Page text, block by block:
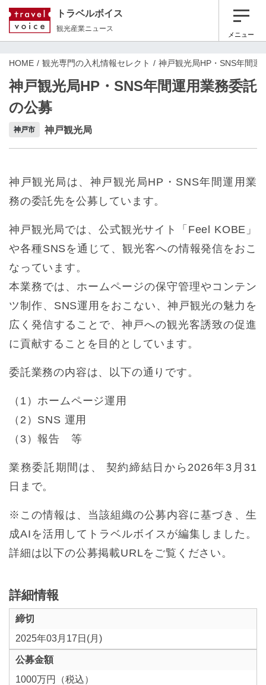
トラベルボイス
観光産業ニュース
メニュー
HOME 観光専門の入札情報セレクト 神戸観光局HP・SNS年間運
神戸観光局HP・SNS年間運用業務委託
の公募
神戸市 神戸観光局
神戸観光局は、神戸観光局HP・SNS年間運用業
務の委託先を公募しています。
神戸観光局では、公式観光サイト「Feel KOBE」
や各種SNSを通じて、観光客への情報発信をおこ
なっています。
本業務では、ホームページの保守管理やコンテン
ツ制作、SNS運用をおこない、神戸観光の魅力を
広く発信することで、神戸への観光客誘致の促進
に貢献することを目的としています。
委託業務の内容は、以下の通りです。
（1）ホームページ運用
（2）SNS 運用
（3）報告 等
業務委託期間は、 契約締結日から2026年3月31
日まで。
※この情報は、当該組織の公募内容に基づき、生
成AIを活用してトラベルボイスが編集しました。
詳細は以下の公募掲載URLをご覧ください。
詳細情報
締切
2025年03月17日(月)
公募金額
1000万円（税込）